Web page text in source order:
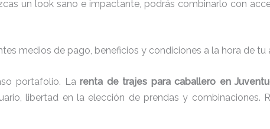
un look sano e impactante, podrás combinarlo con
medios de pago, beneficios y condiciones a la hora de tu
portafolio. Larenta de trajes para caballero en
libertad en la elección de prendas y combinaciones.